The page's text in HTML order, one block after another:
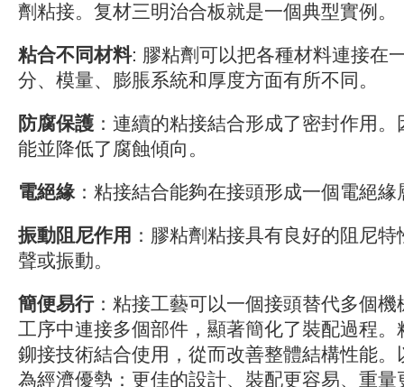
劑粘接。复材三明治合板就是一個典型實例。
粘合不同材料: 膠粘劑可以把各種材料連接在
分、模量、膨脹系統和厚度方面有所不同。
防腐保護 ：連續的粘接結合形成了密封作用
能並降低了腐蝕傾向。
電絕緣：粘接結合能夠在接頭形成一個電絕緣
振動阻尼作用 ：膠粘劑粘接具有良好的阻尼
聲或振動。
簡便易行：粘接工藝可以一個接頭替代多個
工序中連接多個部件，顯著簡化了裝配過程
鉚接技術結合使用，從而改善整體結構性能
為經濟優勢：更佳的設計、裝配更容易、重